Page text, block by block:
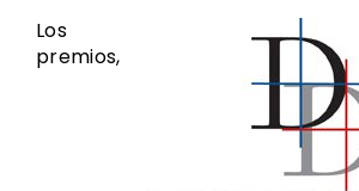
Los
premios,